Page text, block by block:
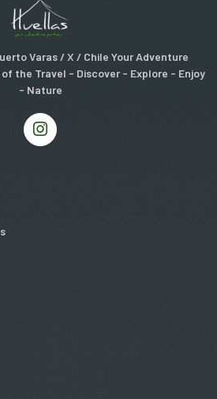
Varas / X / Chile Your Adventure
the Travel - Discover - Explore - Enjoy
- Nature